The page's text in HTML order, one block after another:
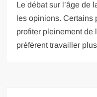
Le débat sur l’âge de
les opinions. Certains
profiter pleinement de
préfèrent travailler